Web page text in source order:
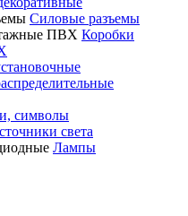
Силовые разъемы
Коробки
символы
света
Лампы